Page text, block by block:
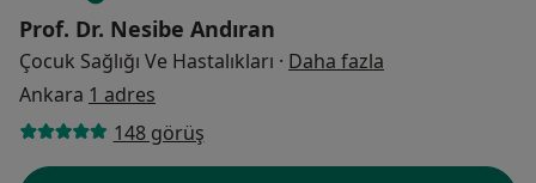
Prof. Dr. Nesibe Andıran
Çocuk Sağlığı Ve Hastalıkları · Daha fazla
Ankara 1 adres
148 görüş